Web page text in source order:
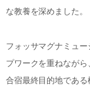
な教養を深めました。
フォッサマグナミュ
プワークを重ねなが
合宿最終目的地である